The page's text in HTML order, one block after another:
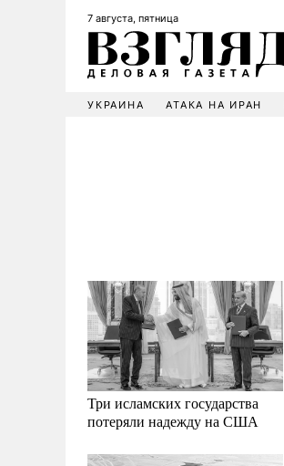
7 августа, пятница
УКРАИНА АТАКА НА ИРАН
Три исламских государства
потеряли надежду на США